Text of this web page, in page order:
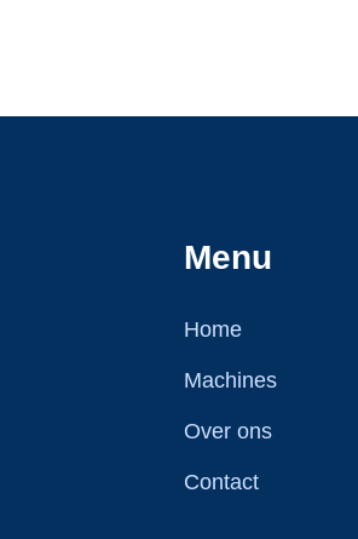
Menu
Home
Machines
Over ons
Contact